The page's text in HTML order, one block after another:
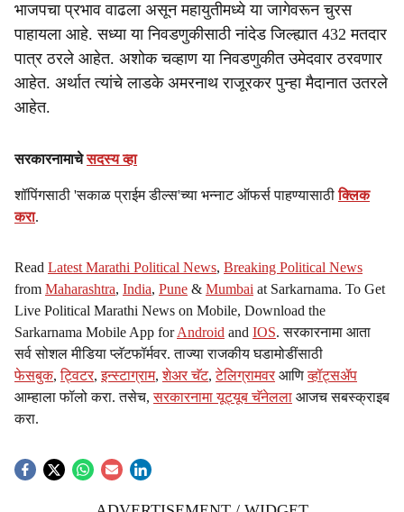
भाजपचा प्रभाव वाढला असून महायुतीमध्ये या जागेवरून चुरस
पाहायला आहे. सध्या या निवडणुकीसाठी नांदेड जिल्ह्यात 432 मतदार
पात्र ठरले आहेत. अशोक चव्हाण या निवडणुकीत उमेदवार ठरवणार
आहेत. अर्थात त्यांचे लाडके अमरनाथ राजूरकर पुन्हा मैदानात उतरले
आहेत.
सरकारनामाचेसदस्य व्हा
शॉपिंगसाठी 'सकाळ प्राईम डील्स'च्या भन्नाट ऑफर्स पाहण्यासाठीक्लिक
करा.
Read Latest Marathi Political News, Breaking Political News
from Maharashtra, India, Pune & Mumbai at Sarkarnama. To Get
Live Political Marathi News on Mobile, Download the
Sarkarnama Mobile App forAndroid and IOS. सरकारनामा आता
सर्व सोशल मीडिया प्लॅटफॉर्मवर. ताज्या राजकीय घडामोडींसाठी
फेसबुक,ट्विटर,इन्स्टाग्राम,शेअर चॅट,टेलिग्रामवर आणिव्हॉट्सॲप
आम्हाला फॉलो करा. तसेच,सरकारनामा यूट्यूब चॅनेलला आजच सबस्क्राइब
करा.